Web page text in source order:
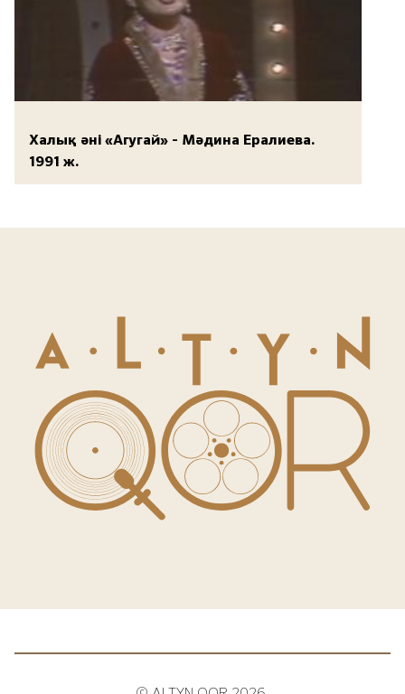
Халық әні «Агугай» - Мәдина Ералиева.
1991 ж.